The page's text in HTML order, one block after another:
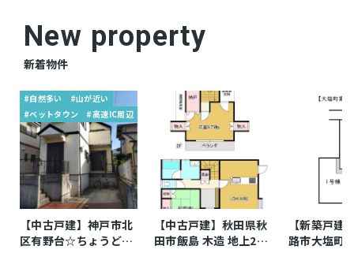
New property
新着物件
#自然多い
#山が近い
#ベットタウン
#高速IC周辺
【中古戸建】神戸市北
区有野台☆ちょうどよ
【中古戸建】秋田県秋
田市飯島 木造 地上2階
【新築戸建
路市大塩町